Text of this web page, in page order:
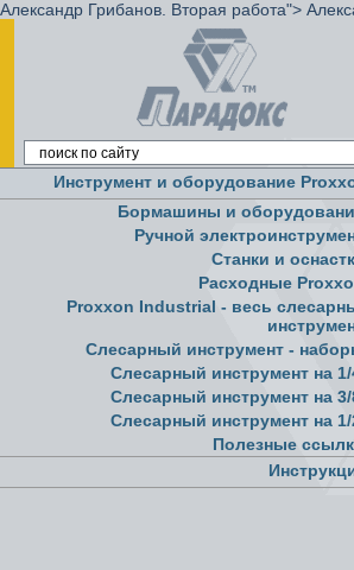
Александр Грибанов. Вторая работа">
Инструмент и оборудование
Бормашины и
Ручной
Cтанки и
Расходные
Proxxon Industrial - весь
Слесарный инструмент -
Слесарный инструмент на
Слесарный инструмент на
Слесарный инструмент на
Полезные